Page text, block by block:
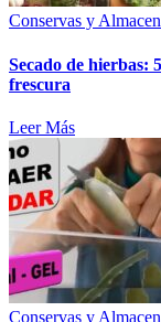
Conservas y
Secado de hierbas:
frescura
Leer Más
Conservas y